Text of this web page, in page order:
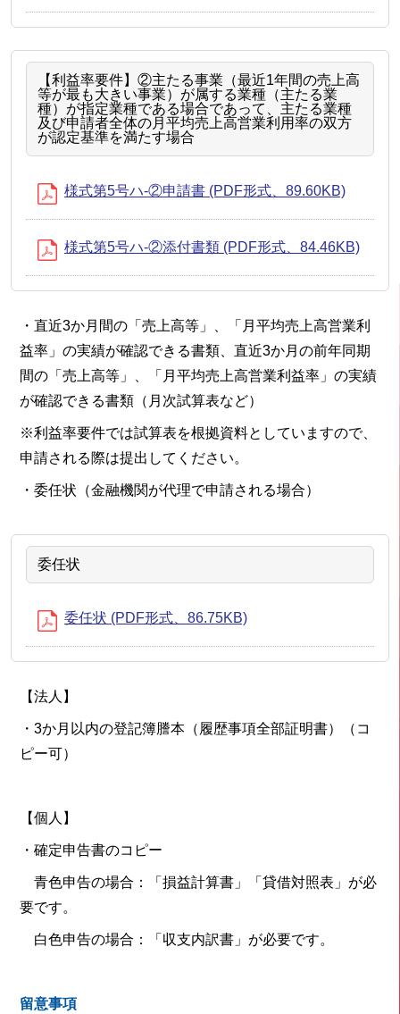
【利益率要件】②主たる事業（最近1年間の売上高
等が最も大きい事業）が属する業種（主たる業
種）が指定業種である場合であって、主たる業種
及び申請者全体の月平均売上高営業利用率の双方
が認定基準を満たす場合
様式第5号ハ-②申請書 (PDF形式、89.60KB)
様式第5号ハ-②添付書類 (PDF形式、84.46KB)
・直近3か月間の「売上高等」、「月平均売上高営業利
益率」の実績が確認できる書類、直近3か月の前年同期
間の「売上高等」、「月平均売上高営業利益率」の実績
が確認できる書類（月次試算表など）
※利益率要件では試算表を根拠資料としていますので、
申請される際は提出してください。
・委任状（金融機関が代理で申請される場合）
委任状
委任状 (PDF形式、86.75KB)
【法人】
・3か月以内の登記簿謄本（履歴事項全部証明書）（コ
ピー可）
【個人】
・確定申告書のコピー
青色申告の場合：「損益計算書」「貸借対照表」が必
要です。
白色申告の場合：「収支内訳書」が必要です。
留意事項